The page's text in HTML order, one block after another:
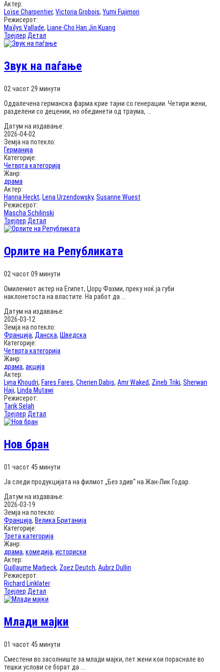
Актер:
Loïse Charpentier, Victoria Grobois, Yumi Fujimori
Режисерот:
Maïlys Vallade, Liane-Cho Han Jin Kuang
Трејлер Детал
Звук на паѓање
02 часот 29 минути
Оддалечена германска фарма крие тајни со генерации. Четири жени,
разделени со децении, но обединети од траума, ...
Датум на издавање:
2026-04-02
Земја на потекло:
Германија
Категорије:
Четврта категорија
Жанр:
драма
Актер:
Hanna Heckt, Lena Urzendowsky, Susanne Wuest
Режисерот:
Mascha Schilinski
Трејлер Детал
Орлите на Републиката
02 часот 09 минути
Омилениот актер на Египет, Џорџ Фахми, преку ноќ ја губи
наклонетоста на властите. На работ да ...
Датум на издавање:
2026-03-12
Земја на потекло:
Франција, Данска, Шведска
Категорије:
Четврта категорија
Жанр:
драма, акција
Актер:
Lyna Khoudri, Fares Fares, Cherien Dabis, Amr Waked, Zineb Triki, Sherwan
Haji, Linda Mutawi
Режисерот:
Tarik Selah
Трејлер Детал
Нов бран
01 часот 45 минути
Ја следи продукцијата на филмот „Без здив“ на Жан-Лик Годар.
Датум на издавање:
2026-03-19
Земја на потекло:
Франција, Велика Британија
Категорије:
Трета категорија
Жанр:
драма, комедија, историски
Актер:
Guillaume Marbeck, Zoez Deutch, Aubrz Dullin
Режисерот:
Richard Linklater
Трејлер Детал
Млади мајки
01 часот 45 минути
Сместени во засолниште за млади мајки, пет жени кои пораснале во
тешки услови се борат да ...